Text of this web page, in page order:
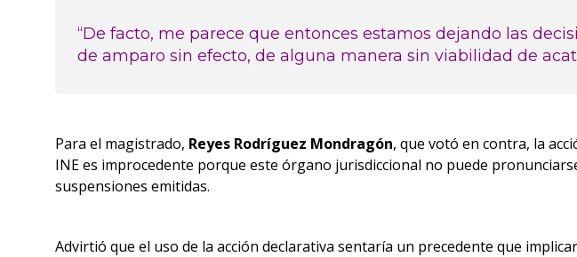
“De facto, me parece que entonces estamos dejando las
de amparo sin efecto, de alguna manera sin viabilidad de
Para el magistrado, Reyes Rodríguez Mondragón, que votó en contra, la
INE es improcedente porque este órgano jurisdiccional no puede
suspensiones emitidas.
Advirtió que el uso de la acción declarativa sentaría un precedente que